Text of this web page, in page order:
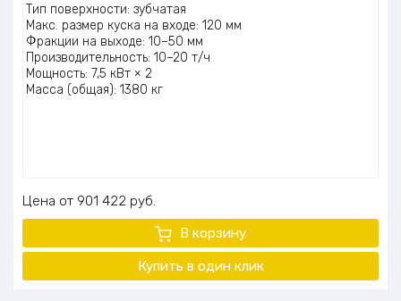
Тип поверхности: зубчатая
Макс. размер куска на входе: 120 мм
Фракции на выходе: 10–50 мм
Производительность: 10–20 т/ч
Мощность: 7,5 кВт × 2
Масса (общая): 1380 кг
Цена 901 422 руб.
В корзину
Купить в один клик